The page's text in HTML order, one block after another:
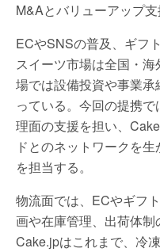
M&Aとバリューアップ支
ECやSNSの普及、ギフ
スイーツ市場は全国・
場では設備投資や事業
っている。今回の提携
理面の支援を担い、
ドとのネットワークを
を担当する。
物流面では、ECやギフ
画や在庫管理、出荷体制
Cake.jpはこれまで、冷